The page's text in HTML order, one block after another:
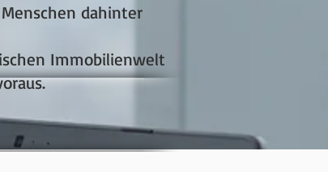
dahinter
Immobilienwelt